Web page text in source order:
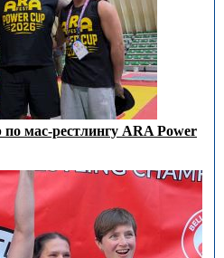
мас-рестлингу ARA Power